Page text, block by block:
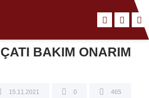
BAKIM ONARIM
15.11.2021 0 465